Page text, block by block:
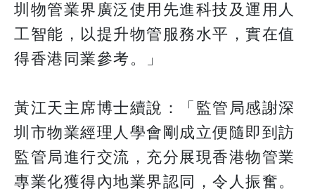
圳物管業界廣泛使用先進科技及運用人
工智能，以提升物管服務水平，實在值
得香港同業參考。」
黃江天主席博士續說：「監管局感謝深
圳市物業經理人學會剛成立便隨即到訪
監管局進行交流，充分展現香港物管業
專業化獲得內地業界認同，令人振奮。